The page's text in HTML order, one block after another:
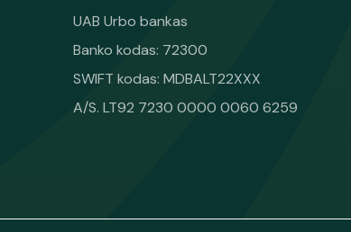
UAB Urbo bankas
Banko kodas: 72300
SWIFT kodas: MDBALT22XXX
A/S. LT92 7230 0000 0060 6259